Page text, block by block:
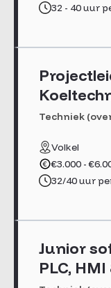
32 - 40 uur
Techniek
Volkel
€3.000 -
32/40 uur
Junior
PLC,